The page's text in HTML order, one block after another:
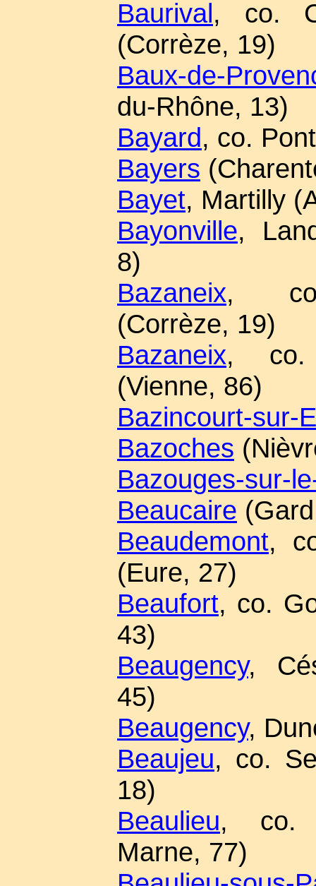
Baurival, co.
(Corrèze, 19)
Baux-de-
du-Rhône, 13)
Bayard, co.
Bayers
Bayet, Martilly
Bayonville,
8)
Bazaneix, co.
(Corrèze, 19)
Bazaneix, co.
(Vienne, 86)
Bazincourt-sur-
Bazoches
Bazouges-sur-
Beaucaire
Beaudemont,
(Eure, 27)
Beaufort, co.
43)
Beaugency,
45)
Beaugency,
Beaujeu, co.
18)
Beaulieu, co.
Marne, 77)